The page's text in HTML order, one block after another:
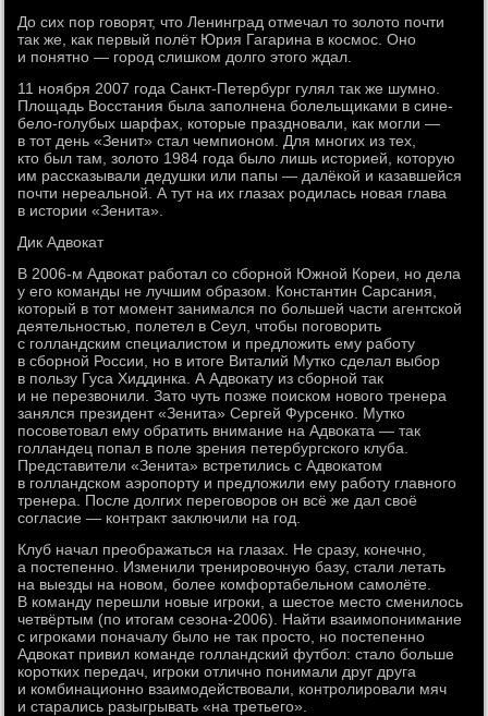
До сих пор говорят, что Ленинград отмечал то золото почти
так же, как первый полёт Юрия Гагарина в космос. Оно
и понятно — город слишком долго этого ждал.
11 ноября 2007 года Санкт-Петербург гулял так же шумно.
Площадь Восстания была заполнена болельщиками в сине-
бело-голубых шарфах, которые праздновали, как могли —
в тот день «Зенит» стал чемпионом. Для многих из тех,
кто был там, золото 1984 года было лишь историей, которую
им рассказывали дедушки или папы — далёкой и казавшейся
почти нереальной. А тут на их глазах родилась новая глава
в истории «Зенита».
Дик Адвокат
В 2006-м Адвокат работал со сборной Южной Кореи, но дела
у его команды не лучшим образом. Константин Сарсания,
который в тот момент занимался по большей части агентской
деятельностью, полетел в Сеул, чтобы поговорить
с голландским специалистом и предложить ему работу
в сборной России, но в итоге Виталий Мутко сделал выбор
в пользу Гуса Хиддинка. А Адвокату из сборной так
и не перезвонили. Зато чуть позже поиском нового тренера
занялся президент «Зенита» Сергей Фурсенко. Мутко
посоветовал ему обратить внимание на Адвоката — так
голландец попал в поле зрения петербургского клуба.
Представители «Зенита» встретились с Адвокатом
в голландском аэропорту и предложили ему работу главного
тренера. После долгих переговоров он всё же дал своё
согласие — контракт заключили на год.
Клуб начал преображаться на глазах. Не сразу, конечно,
а постепенно. Изменили тренировочную базу, стали летать
на выезды на новом, более комфортабельном самолёте.
В команду перешли новые игроки, а шестое место сменилось
четвёртым (по итогам сезона-2006). Найти взаимопонимание
с игроками поначалу было не так просто, но постепенно
Адвокат привил команде голландский футбол: стало больше
коротких передач, игроки отлично понимали друг друга
и комбинационно взаимодействовали, контролировали мяч
и старались разыгрывать «на третьего».